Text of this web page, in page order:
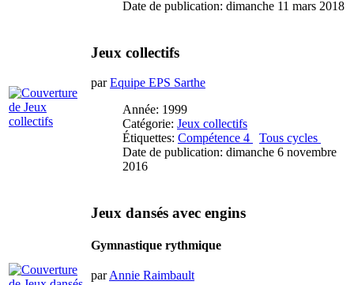
Date de publication: dimanche 11 mars 2018
Jeux collectifs
parEquipe EPS Sarthe
Année: 1999
Catégorie: Jeux collectifs
Étiquettes: Compétence 4
Tous cycles
Date de publication: dimanche 6 novembre
2016
Jeux dansés avec engins
Gymnastique rythmique
parAnnie Raimbault